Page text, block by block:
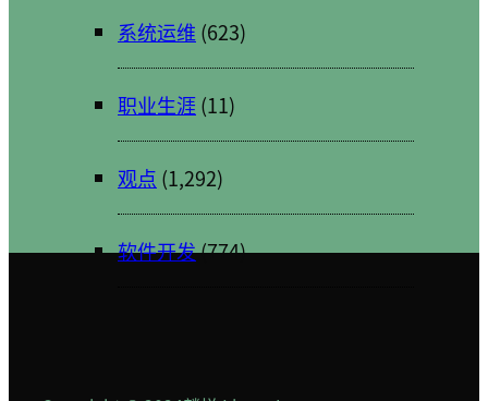
系统运维 (623)
职业生涯(11)
观点 (1,292)
软件开发(774)